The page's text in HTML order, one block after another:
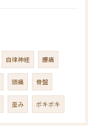
自律神経 腰痛
頭痛 骨盤
歪み ボキボキ